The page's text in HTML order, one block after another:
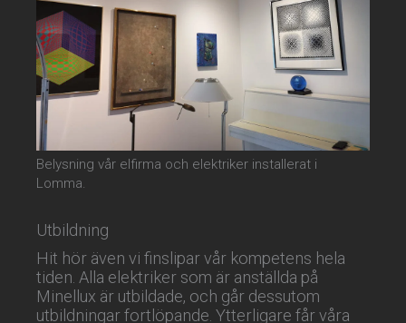
Belysning vår elfirma och elektriker installerat i
Lomma.
Utbildning
Hit hör även vi finslipar vår kompetens hela
tiden. Alla elektriker som är anställda på
Minellux är utbildade, och går dessutom
utbildningar fortlöpande. Ytterligare får våra